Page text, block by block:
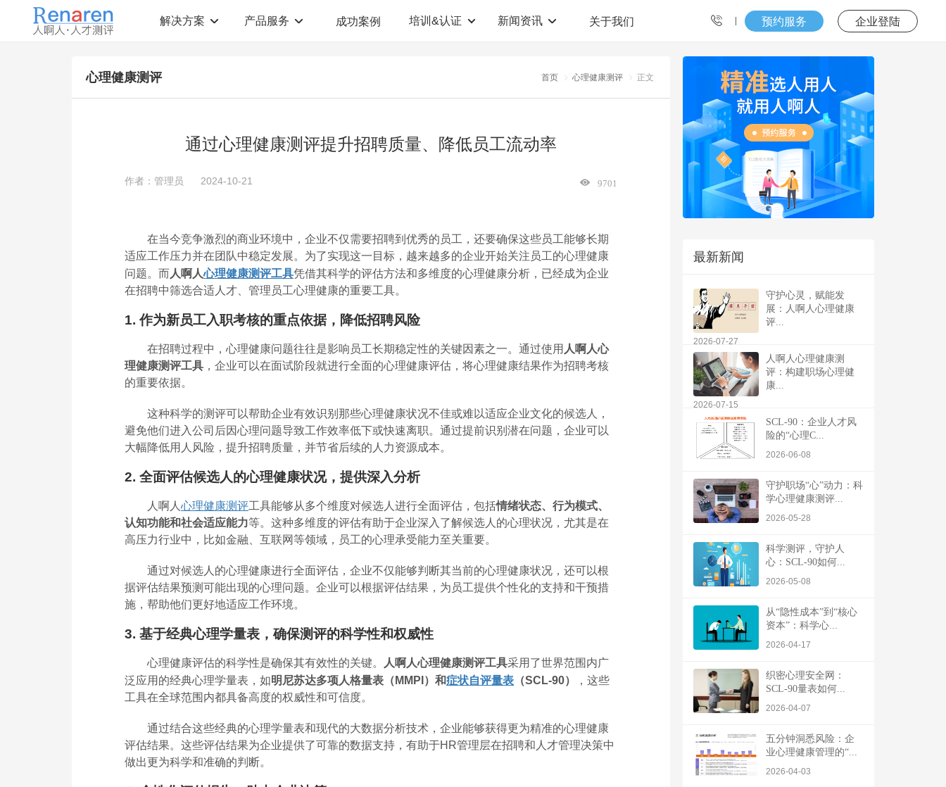
解决方案
测评解决方案
人才盘点
员工生涯规划 360°在线评估
企业管理咨询
产品服务
人才测评产品
青年干部能力测评
人才测评工具 AI招聘测评工具
人啊人测评云系统
成功案例 培训&认证 新闻资讯 关于我们 预约服务 企业登陆
心理健康测评 首页 心理健康测评 正文
通过心理健康测评提升招聘质量、降低员工流动率
作者：管理员 2024-10-21 9701
在当今竞争激烈的商业环境中，企业不仅需要招聘到优秀的员工，还要确保这些员工能够长期
适应工作压力并在团队中稳定发展。为了实现这一目标，越来越多的企业开始关注员工的心理健康
问题。而 人啊人心理健康测评工具凭借其科学的评估方法和多维度的心理健康分析，已经成为企业
在招聘中筛选合适人才、管理员工心理健康的重要工具。
1. 作为新员工入职考核的重点依据，降低招聘风险
在招聘过程中，心理健康问题往往是影响员工长期稳定性的关键因素之一。通过使用 人啊人心
理健康测评工具 ，企业可以在面试阶段就进行全面的心理健康评估，将心理健康结果作为招聘考核
的重要依据。
这种科学的测评可以帮助企业有效识别那些心理健康状况不佳或难以适应企业文化的候选人，
避免他们进入公司后因心理问题导致工作效率低下或快速离职。通过提前识别潜在问题，企业可以
大幅降低用人风险，提升招聘质量，并节省后续的人力资源成本。
2. 全面评估候选人的心理健康状况，提供深入分析
人啊人心理健康测评工具能够从多个维度对候选人进行全面评估，包括情绪状态、行为模式、
认知功能和社会适应能力等。这种多维度的评估有助于企业深入了解候选人的心理状况，尤其是在
高压力行业中，比如金融、互联网等领域，员工的心理承受能力至关重要。
通过对候选人的心理健康进行全面评估，企业不仅能够判断其当前的心理健康状况，还可以根
据评估结果预测可能出现的心理问题。企业可以根据评估结果，为员工提供个性化的支持和干预措
施，帮助他们更好地适应工作环境。
3. 基于经典心理学量表，确保测评的科学性和权威性
心理健康评估的科学性是确保其有效性的关键。 人啊人心理健康测评工具采用了世界范围内广
泛应用的经典心理学量表，如明尼苏达多项人格量表（MMPI） 和症状自评量表 （SCL-90）
，这些
工具在全球范围内都具备高度的权威性和可信度。
通过结合这些经典的心理学量表和现代的大数据分析技术，企业能够获得更为精准的心理健康
评估结果。这些评估结果为企业提供了可靠的数据支持，有助于HR管理层在招聘和人才管理决策中
做出更为科学和准确的判断。
最新新闻
守护心灵，赋能发
展：人啊人心理健康
评...
2026-07-27
人啊人心理健康测
评：构建职场心理健
康...
2026-07-15
SCL-90：企业人才风
险的“心理C...
2026-06-08
守护职场“心”动力：科
学心理健康测评...
2026-05-28
科学测评，守护人
心：SCL-90如何...
2026-05-08
从“隐性成本”到“核心
资本”：科学心...
2026-04-17
织密心理安全网：
SCL-90量表如何...
2026-04-07
五分钟洞悉风险：企
业心理健康管理的“...
2026-04-03